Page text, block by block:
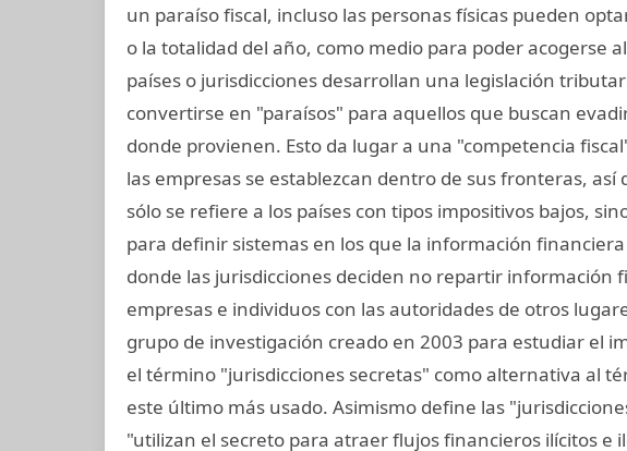
un paraíso fiscal, incluso las personas físicas pueden
o la totalidad del año, como medio para poder acogerse
países o jurisdicciones desarrollan una legislación
convertirse en "paraísos" para aquellos que buscan
donde provienen. Esto da lugar a una "competencia
las empresas se establezcan dentro de sus fronteras,
sólo se refiere a los países con tipos impositivos bajos,
para definir sistemas en los que la información
donde las jurisdicciones deciden no repartir información
empresas e individuos con las autoridades de otros
grupo de investigación creado en 2003 para estudiar el
el término "jurisdicciones secretas" como alternativa al
este último más usado. Asimismo define las
"utilizan el secreto para atraer flujos financieros ilícitos e